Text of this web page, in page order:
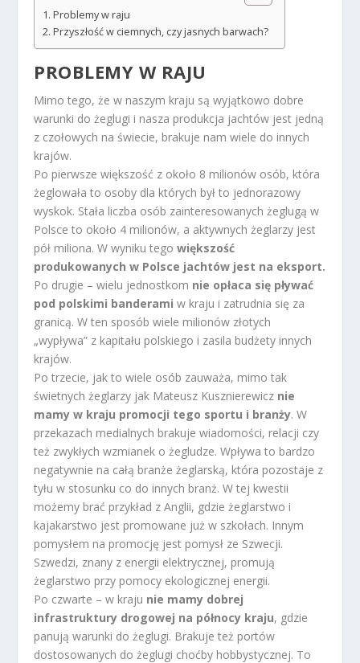
Problemy w raju
Przyszłość w ciemnych, czy jasnych barwach?
PROBLEMY W RAJU
Mimo tego, że w naszym kraju są wyjątkowo dobre
warunki do żeglugi i nasza produkcja jachtów jest jedną
z czołowych na świecie, brakuje nam wiele do innych
krajów.
Po pierwsze większość z około 8 milionów osób, która
żeglowała to osoby dla których był to jednorazowy
wyskok. Stała liczba osób zainteresowanych żeglugą w
Polsce to około 4 milionów, a aktywnych żeglarzy jest
pół miliona. W wyniku tegowiększość
produkowanych w Polsce jachtów jest na eksport.
Po drugie – wielu jednostkom nie opłaca się pływać
pod polskimi banderamiw kraju i zatrudnia się za
granicą. W ten sposób wiele milionów złotych
„wypływa” z kapitału polskiego i zasila budżety innych
krajów.
Po trzecie, jak to wiele osób zauważa, mimo tak
świetnych żeglarzy jak Mateusz Kusznierewicz nie
mamy w kraju promocji tego sportu i branży. W
przekazach medialnych brakuje wiadomości, relacji czy
też zwykłych wzmianek o żegludze. Wpływa to bardzo
negatywnie na całą branże żeglarską, która pozostaje z
tyłu w stosunku co do innych branż. W tej kwestii
możemy brać przykład z Anglii, gdzie żeglarstwo i
kajakarstwo jest promowane już w szkołach. Innym
pomysłem na promocję jest pomysł ze Szwecji.
Szwedzi, znany z energii elektrycznej, promują
żeglarstwo przy pomocy ekologicznej energii.
Po czwarte – w kraju nie mamy dobrej
infrastruktury drogowej na północy kraju, gdzie
panują warunki do żeglugi. Brakuje też portów
dostosowanych do żeglugi choćby hobbystycznej. To